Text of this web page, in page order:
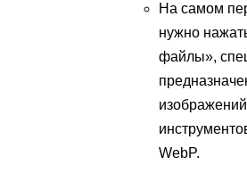
На самом
нужно
файлы»,
WebP.